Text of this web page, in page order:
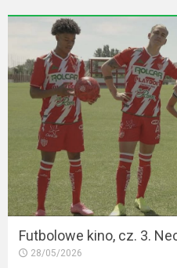
Futbolowe kino, cz. 3.
28/05/2026